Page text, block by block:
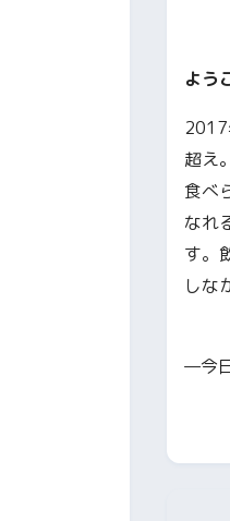
よう
2017
超え
食べ
なれ
す。
しな
—今